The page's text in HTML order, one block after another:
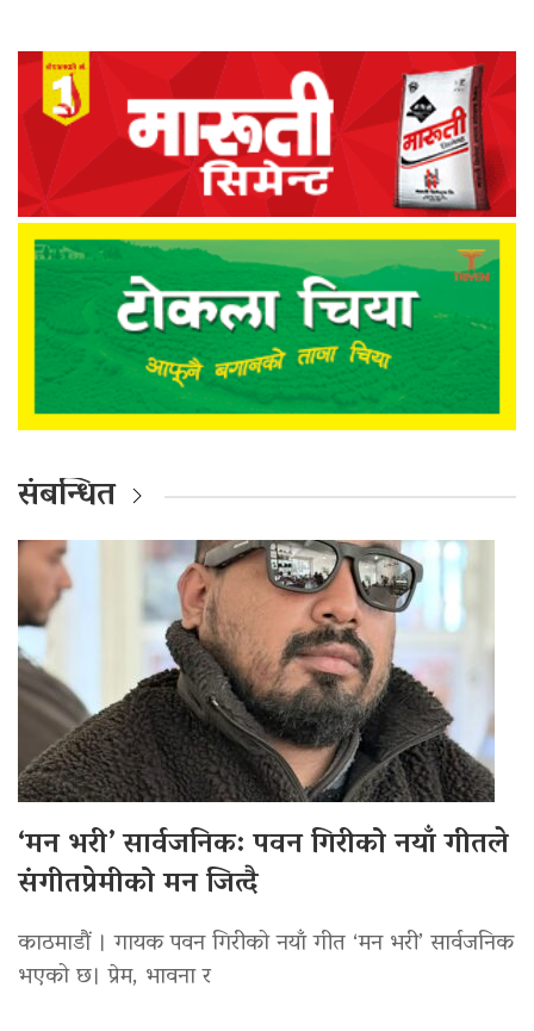
संबन्धित
‘मन भरी’ सार्वजनिक: पवन गिरीको नयाँ गीतले
संगीतप्रेमीको मन जित्दै
काठमाडौं । गायक पवन गिरीको नयाँ गीत ‘मन भरी’ सार्वजनिक
भएको छ। प्रेम, भावना र